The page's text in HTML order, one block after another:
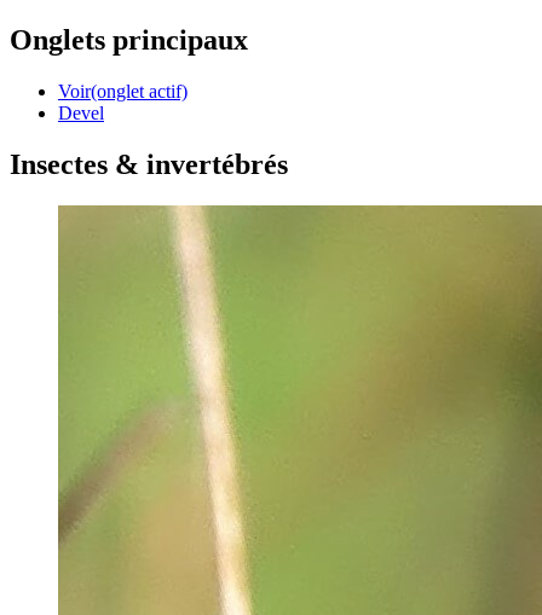
Onglets principaux
Voir(onglet actif)
Devel
Insectes & invertébrés